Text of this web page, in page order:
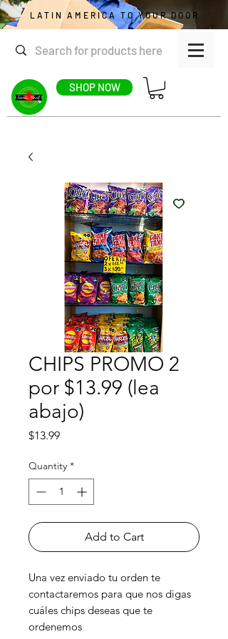
SHOP NOW
LATIN AMERICA TO YOUR DOOR
CHIPS PROMO 2
por $13.99 (lea
abajo)
$13.99Price
Quantity *
Add to Cart
Una vez enviado tu orden te
contactaremos para que nos digas
cuáles chips deseas que te
ordenemos